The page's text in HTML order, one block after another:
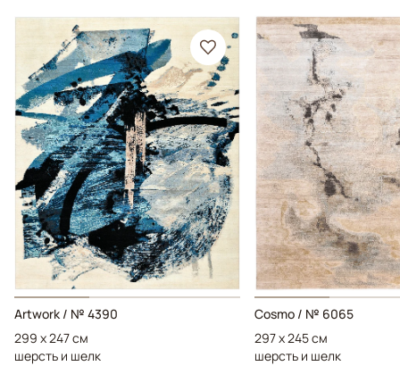
Artwork / № 4390
299 x 247 см
шерсть и шелк
Cosmo / № 6065
297 x 245 см
шерсть и шелк